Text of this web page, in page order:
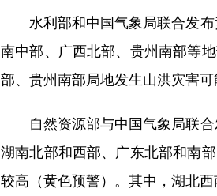
水利部和中国气象局联合发布
南中部、广西北部、贵州南部等
部、贵州南部局地发生山洪灾害
自然资源部与中国气象局联合
湖南北部和西部、广东北部和南
较高（黄色预警）。其中，湖北